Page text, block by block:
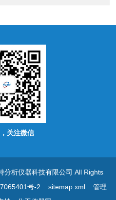
关注微信
分析仪器科技有限公司 All Rights
号-2 sitemap.xml
管理